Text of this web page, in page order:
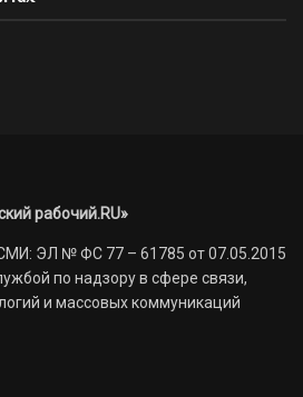
рабочий.RU»
ЭЛ № ФС 77 – 61785 от 07.05.2015
по надзору в сфере связи,
и массовых коммуникаций